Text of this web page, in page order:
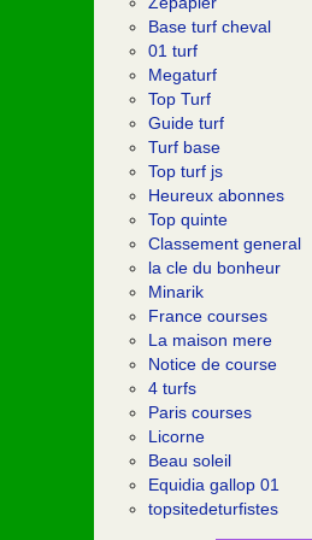
Base turf cheval
01 turf
Megaturf
Top Turf
Guide turf
Turf base
Top turf js
Heureux abonnes
Top quinte
Classement general
la cle du bonheur
Minarik
France courses
La maison mere
Notice de course
4 turfs
Paris courses
Licorne
Beau soleil
Equidia gallop 01
topsitedeturfistes